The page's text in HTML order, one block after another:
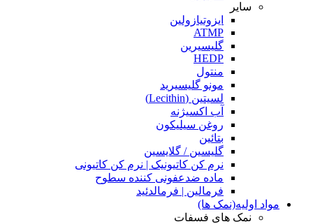
سایر
ایزوتیازولین
ATMP
گلیسیرین
HEDP
منتول
مونو گلیسیرید
لسیتین (Lecithin)
آب اکسیژنه
روغن سیلیکون
بتائین
گلیسین / گلایسین
نرم کن کاتیونیک | نرم کن کاتیونی
ماده ضدعفونی کننده سطوح
فرمالین | فرمالدئید
مواد اولیه(نمک ها)
نمک های فسفات